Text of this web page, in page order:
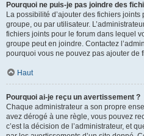
Pourquoi ne puis-je pas joindre des
La possibilité d’ajouter des fichiers
groupe, ou par utilisateur.
fichiers joints pour le forum dans lequel
groupe peut en joindre. Contactez
pourquoi vous ne pouvez pas ajouter de
Haut
Pourquoi ai-je reçu un avertissement ?
Chaque administrateur a son propre
avez dérogé à une règle, vous pouvez
c’est la décision de l’administrateur, et